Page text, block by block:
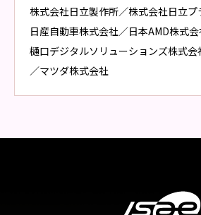
株式会社日立製作所／株式会社日立プ
日産自動車株式会社／日本AMD株式
樋口デジタルソリューションズ株式会
／マツダ株式会社